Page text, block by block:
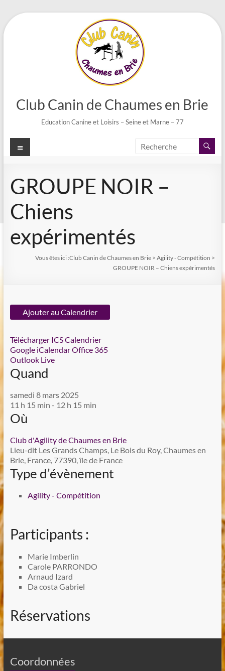
Aller
au
Club Canin de Chaumes en Brie
Education Canine et Loisirs – Seine et Marne – 77
Menu
GROUPE NOIR –
Chiens
expérimentés
Vous êtes ici :Club Canin de Chaumes en Brie >Agility - Compétition >
GROUPE NOIR – Chiens expérimentés
Ajouter au Calendrier
Télécharger ICSCalendrier
Google iCalendarOffice 365
Outlook Live
Quand
samedi 8 mars 2025
11 h 15 min - 12 h 15 min
Où
Club d'Agility de Chaumes en Brie
Lieu-dit Les Grands Champs, Le Bois du Roy, Chaumes en
Brie, France, 77390, île de France
Type d’évènement
Agility - Compétition
Participants :
Marie Imberlin
Carole PARRONDO
Arnaud Izard
Da costa Gabriel
Réservations
Coordonnées